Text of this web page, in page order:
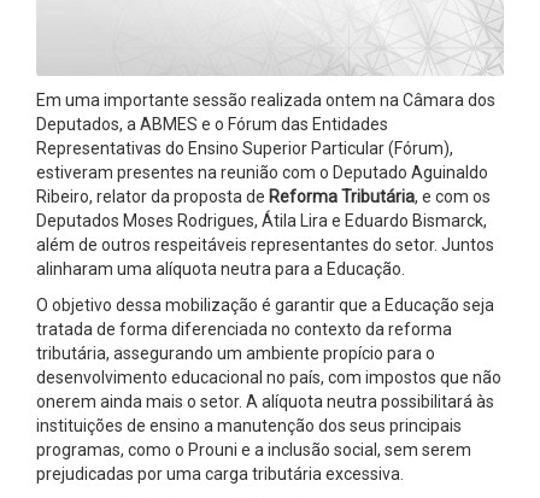
Em uma importante sessão realizada ontem na Câmara dos
Deputados, a ABMES e o Fórum das Entidades
Representativas do Ensino Superior Particular (Fórum),
estiveram presentes na reunião com o Deputado Aguinaldo
Ribeiro, relator da proposta de Reforma Tributária, e com os
Deputados Moses Rodrigues, Átila Lira e Eduardo Bismarck,
além de outros respeitáveis representantes do setor. Juntos
alinharam uma alíquota neutra para a Educação.
O objetivo dessa mobilização é garantir que a Educação seja
tratada de forma diferenciada no contexto da reforma
tributária, assegurando um ambiente propício para o
desenvolvimento educacional no país, com impostos que não
onerem ainda mais o setor. A alíquota neutra possibilitará às
instituições de ensino a manutenção dos seus principais
programas, como o Prouni e a inclusão social, sem serem
prejudicadas por uma carga tributária excessiva.